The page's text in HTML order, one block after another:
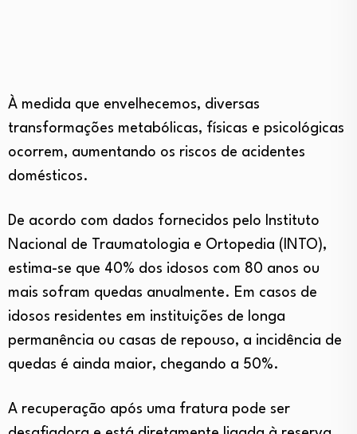
À medida que envelhecemos, diversas
transformações metabólicas, físicas e psicológicas
ocorrem, aumentando os riscos de acidentes
domésticos.
De acordo com dados fornecidos pelo Instituto
Nacional de Traumatologia e Ortopedia (INTO),
estima-se que 40% dos idosos com 80 anos ou
mais sofram quedas anualmente. Em casos de
idosos residentes em instituições de longa
permanência ou casas de repouso, a incidência de
quedas é ainda maior, chegando a 50%.
A recuperação após uma fratura pode ser